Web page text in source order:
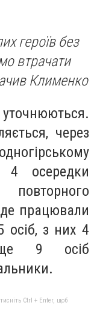
героїв без
втрачати
Клименко
уточнюються.
через
4 осередки
працювали
осіб, з них 4
ще 9 осіб
Ctrl + Enter, щоб